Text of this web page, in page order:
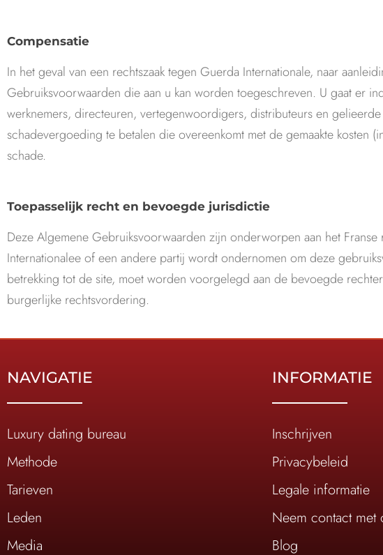
Compensatie
In het geval van een rechtszaak tegen Guerda Internationale, naar
Gebruiksvoorwaarden die aan u kan worden toegeschreven. U gaat er
werknemers, directeuren, vertegenwoordigers, distributeurs en
schadevergoeding te betalen die overeenkomt met de gemaakte
schade.
Toepasselijk recht en bevoegde jurisdictie
Deze Algemene Gebruiksvoorwaarden zijn onderworpen aan het
Internationalee of een andere partij wordt ondernomen om deze
betrekking tot de site, moet worden voorgelegd aan de bevoegde
burgerlijke rechtsvordering.
NAVIGATIE
Luxury dating bureau
Methode
Tarieven
Leden
Media
INFORMATIE
Inschrijven
Privacybeleid
Legale informatie
Neem contact met
Blog